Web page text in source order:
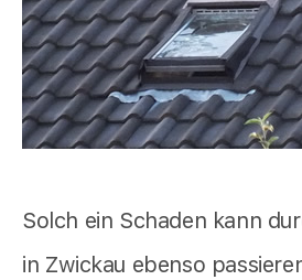
Solch ein Schaden kann
in Zwickau ebenso